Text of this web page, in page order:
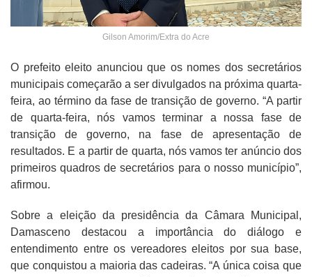
Gilson Amorim/Extra do Acre
O prefeito eleito anunciou que os nomes dos secretários
municipais começarão a ser divulgados na próxima quarta-
feira, ao término da fase de transição de governo. “A partir
de quarta-feira, nós vamos terminar a nossa fase de
transição de governo, na fase de apresentação de
resultados. E a partir de quarta, nós vamos ter anúncio dos
primeiros quadros de secretários para o nosso município”,
afirmou.
Sobre a eleição da presidência da Câmara Municipal,
Damasceno destacou a importância do diálogo e
entendimento entre os vereadores eleitos por sua base,
que conquistou a maioria das cadeiras. “A única coisa que